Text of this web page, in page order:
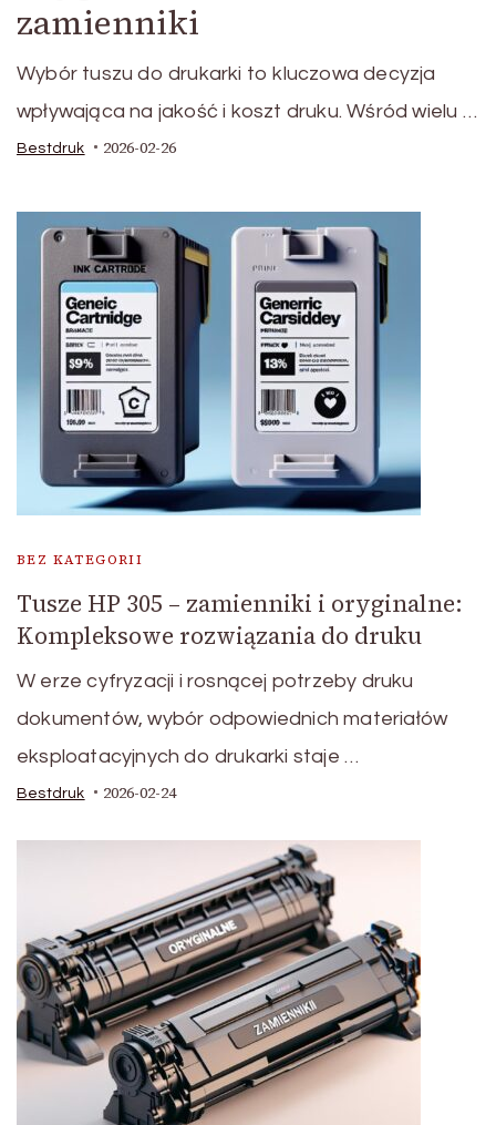
zamienniki
Wybór tuszu do drukarki to kluczowa decyzja
wpływająca na jakość i koszt druku. Wśród wielu …
Bestdruk 2026-02-26
BEZ KATEGORII
Tusze HP 305 – zamienniki i oryginalne:
Kompleksowe rozwiązania do druku
W erze cyfryzacji i rosnącej potrzeby druku
dokumentów, wybór odpowiednich materiałów
eksploatacyjnych do drukarki staje …
Bestdruk 2026-02-24